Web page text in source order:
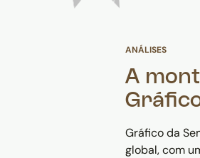
ANÁLISES
A
Gráfico da
global, com